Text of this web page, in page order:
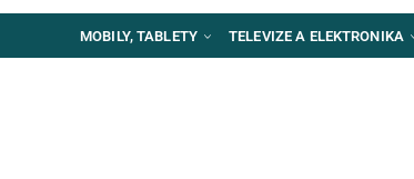
MOBILY, TABLETY TELEVIZE A ELEKTRONIKA